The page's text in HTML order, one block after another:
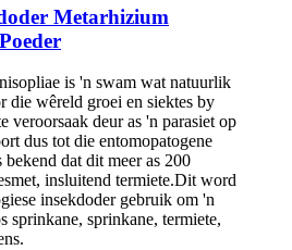
Metarhizium
is 'n swam wat natuurlik
die wêreld groei en siektes by
veroorsaak deur as 'n parasiet op
dus tot die entomopatogene
dat dit meer as 200
insluitend termiete.Dit word
insekdoder gebruik om 'n
sprinkane, sprinkane, termiete,